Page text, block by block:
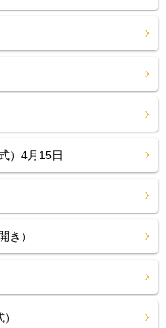
）4月15日
き）